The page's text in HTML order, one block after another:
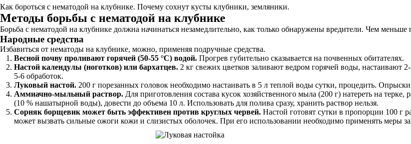
Как бороться с нематодой на клубнике. Почему сохнут кусты клубники, земляники.
Методы борьбы с нематодой на клубнике
Борьба с нематодой на клубнике должна начинаться незамедлительно, как только обнаружены вредители. Чем
Народные средства
Избавиться от нематоды на клубнике, можно, применяя подручные средства.
Весной почву проливают горячей (50-55 °С) водой. Прогрев губительно сказывается на почвенных обитателях.
Настой календулы (ноготков) или бархатцев. 2 кг свежих цветков заливают ведром горячей воды, настаивают
5-6 обработок.
Луковый настой. 200 г порезанных головок необходимо настаивать в 5 л теплой воды сутки, процедить.
Аммиачно-мыльный раствор. Для приготовления состава кусок хозяйственного мыла (200 г) натереть на
(10 % нашатырной воды), довести до объема 10 л. Использовать для полива сразу, хранить раствор нельзя.
Сорняк борщевик может быть эффективен против круглых червей. Настой готовят сутки в пропорции 100 г
может вызвать сильные ожоги кожи и слизистых оболочек. При его использовании необходимо применять меры